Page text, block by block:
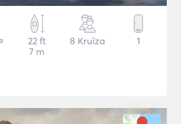
22 ft
7 m
8 Kruīza 1